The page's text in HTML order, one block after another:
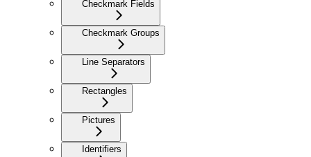
Checkmark Fields
Checkmark Groups
Line Separators
Rectangles
Pictures
Identifiers